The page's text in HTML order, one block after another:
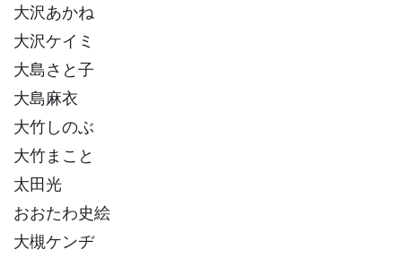
大沢あかね
大沢ケイミ
大島さと子
大島麻衣
大竹しのぶ
大竹まこと
太田光
おおたわ史絵
大槻ケンヂ